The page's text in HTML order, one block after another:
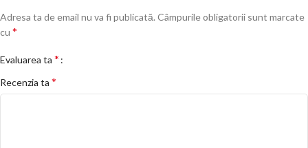
Adresa ta de email nu va fi publicată. Câmpurile obligatorii sunt marcate
cu *
Evaluarea ta *
Recenzia ta *